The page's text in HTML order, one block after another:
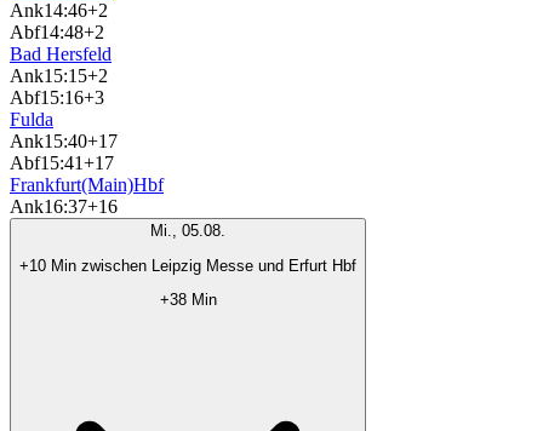
Ank14:46+2
Abf14:48+2
Bad Hersfeld
Ank15:15+2
Abf15:16+3
Fulda
Ank15:40+17
Abf15:41+17
Frankfurt(Main)Hbf
Ank16:37+16
Mi., 05.08.
+10 Min zwischen Leipzig Messe und Erfurt Hbf
+38 Min